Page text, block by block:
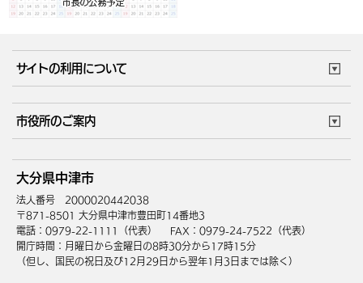
サイトの利用について
サイトマップ
市役所のご案内
庁舎地図 組織案内
中津市へのアクセス
大分県中津市
法人番号 2000020442038
〒871-8501 大分県中津市豊田町14番地3
電話：0979-22-1111（代表）
FAX：0979-24-7522（代表）
開庁時間：月曜日から金曜日の8時30分から17時15分
（但し、国民の祝日及び12月29日から翌年1月3日までは除く）